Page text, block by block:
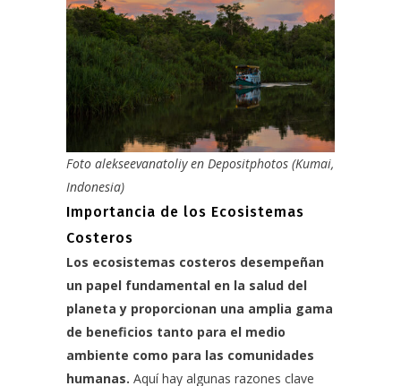
Foto alekseevanatoliy en Depositphotos (Kumai,
Indonesia)
Importancia de los Ecosistemas
Costeros
Los ecosistemas costeros desempeñan
un papel fundamental en la salud del
planeta y proporcionan una amplia gama
de beneficios tanto para el medio
ambiente como para las comunidades
humanas. Aquí hay algunas razones clave